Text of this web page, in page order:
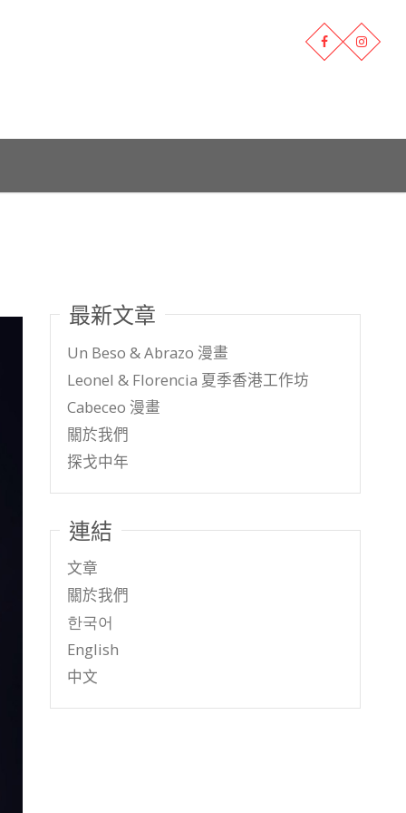
最新文章
Un Beso & Abrazo 漫畫
Leonel & Florencia 夏季香港工作坊
Cabeceo 漫畫
關於我們
探戈中年
連結
文章
關於我們
한국어
English
中文